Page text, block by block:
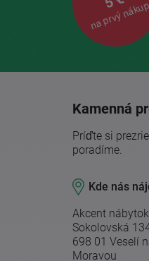
na prvý nákup
Kamenná
Príďte si
poradíme.
Kde nás
Akcent nábytok
Sokolovská
698 01 Veselí
Moravou